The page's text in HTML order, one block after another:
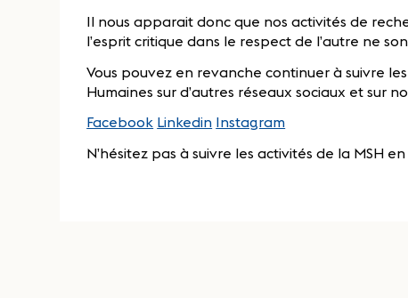
Il nous apparait donc que nos activités de
l’esprit critique dans le respect de l’autre ne
Vous pouvez en revanche continuer à suivre
Humaines sur d’autres réseaux sociaux et sur
Facebook Linkedin Instagram
N’hésitez pas à suivre les activités de la MSH